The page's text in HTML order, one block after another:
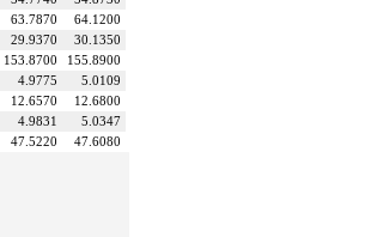
64.1200
63.7870
30.1350
29.9370
155.8900
153.8700
5.0109
4.9775
12.6800
12.6570
5.0347
4.9831
47.6080
47.5220